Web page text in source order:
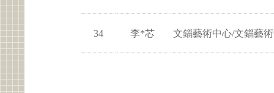
34 李*芯 文錙藝術中心/文錙藝